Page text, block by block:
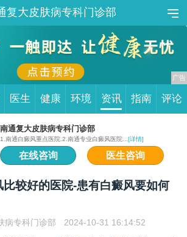
复大皮肤病专科门诊部
医生 健康 环境 资讯 指南 评论
南通复大皮肤病专科门诊部
1.南通白癜风重点医院.2.南通专业白癜风医院... [详情]
在线咨询 医生咨询
较好的医院-患有白癜风要如何
病专科门诊部 2024-10-31 16:14:52